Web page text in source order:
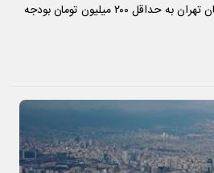
برای اجاره خانه در محله اکباتان تهران به حداقل ۲۰۰ میلیون تومان بودجه